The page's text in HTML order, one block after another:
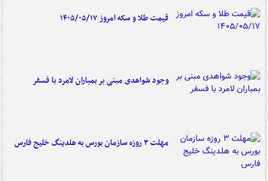
قیمت طلا و سکه امروز ۱۴۰۵/۰۵/۱۷
وجود شواهدی مبنی بر بمباران لامرد با فسفر
مهلت ۳ روزه سازمان بورس به هلدینگ خلیج فارس